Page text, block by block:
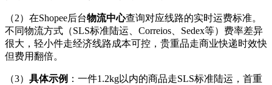
（2）在Shopee后台物流中心查询对应线路的实时运费标准。
不同物流方式（SLS标准陆运、Correios、Sedex等）费率差异
很大，轻小件走经济线路成本可控，贵重品走商业快递时效快
但费用翻倍。
（3） 具体示例 ：一件1.2kg以内的商品走SLS标准陆运，首重